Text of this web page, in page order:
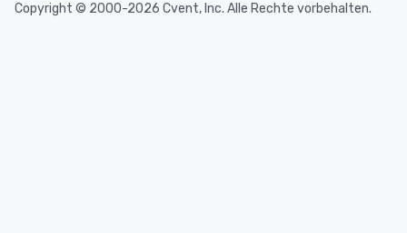
Copyright © 2000-2026 Cvent, Inc. Alle Rechte vorbehalten.